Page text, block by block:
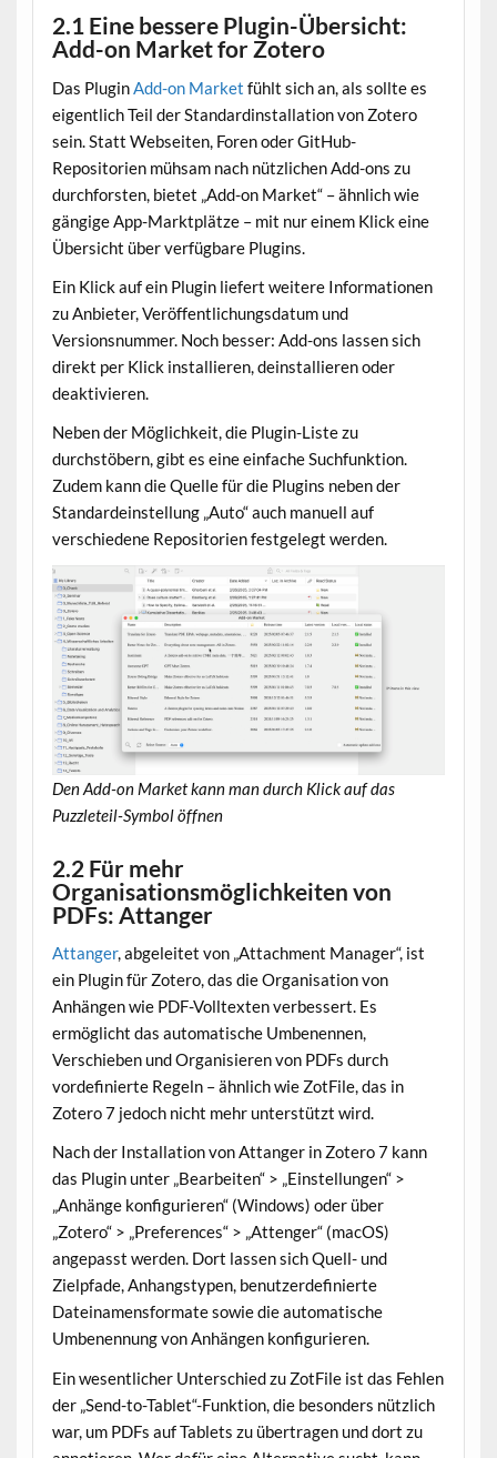
2.1 Eine bessere Plugin-Übersicht:
Add-on Market for Zotero
Das Plugin Add-on Market fühlt sich an, als sollte es
eigentlich Teil der Standardinstallation von Zotero
sein. Statt Webseiten, Foren oder GitHub-
Repositorien mühsam nach nützlichen Add-ons zu
durchforsten, bietet „Add-on Market“ – ähnlich wie
gängige App-Marktplätze – mit nur einem Klick eine
Übersicht über verfügbare Plugins.
Ein Klick auf ein Plugin liefert weitere Informationen
zu Anbieter, Veröffentlichungsdatum und
Versionsnummer. Noch besser: Add-ons lassen sich
direkt per Klick installieren, deinstallieren oder
deaktivieren.
Neben der Möglichkeit, die Plugin-Liste zu
durchstöbern, gibt es eine einfache Suchfunktion.
Zudem kann die Quelle für die Plugins neben der
Standardeinstellung „Auto“ auch manuell auf
verschiedene Repositorien festgelegt werden.
Den Add-on Market kann man durch Klick auf das
Puzzleteil-Symbol öffnen
2.2 Für mehr
Organisationsmöglichkeiten von
PDFs: Attanger
Attanger, abgeleitet von „Attachment Manager“, ist
ein Plugin für Zotero, das die Organisation von
Anhängen wie PDF-Volltexten verbessert. Es
ermöglicht das automatische Umbenennen,
Verschieben und Organisieren von PDFs durch
vordefinierte Regeln – ähnlich wie ZotFile, das in
Zotero 7 jedoch nicht mehr unterstützt wird.
Nach der Installation von Attanger in Zotero 7 kann
das Plugin unter „Bearbeiten“ > „Einstellungen“ >
„Anhänge konfigurieren“ (Windows) oder über
„Zotero“ > „Preferences“ > „Attenger“ (macOS)
angepasst werden. Dort lassen sich Quell- und
Zielpfade, Anhangstypen, benutzerdefinierte
Dateinamensformate sowie die automatische
Umbenennung von Anhängen konfigurieren.
Ein wesentlicher Unterschied zu ZotFile ist das Fehlen
der „Send-to-Tablet“-Funktion, die besonders nützlich
war, um PDFs auf Tablets zu übertragen und dort zu